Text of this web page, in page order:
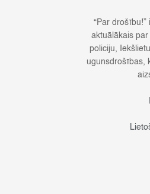
“Par
aktuālākais
policiju,
ugunsdrošības,